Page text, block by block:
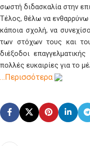
σωστή διδασκαλία στην
Τέλος, θέλω να
κάποια σχολή, να
των στόχων τους και
διέξοδοι
πολλές ευκαιρίες για το
…Περισσότερα